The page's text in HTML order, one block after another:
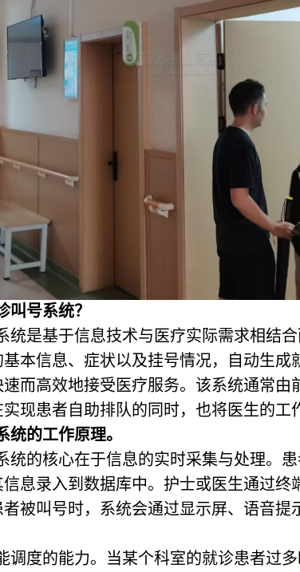
叫号系统？
统是基于信息技术与医疗实际需求相结
本信息、症状以及挂号情况，自动生成
而高效地接受医疗服务。该系统通常由
现患者自助排队的同时，也将医生的工
统的工作原理。
统的核心在于信息的实时采集与处理。
息录入到数据库中。护士或医生通过终
被叫号时，系统会通过显示屏、语音提
调度的能力。当某个科室的就诊患者过